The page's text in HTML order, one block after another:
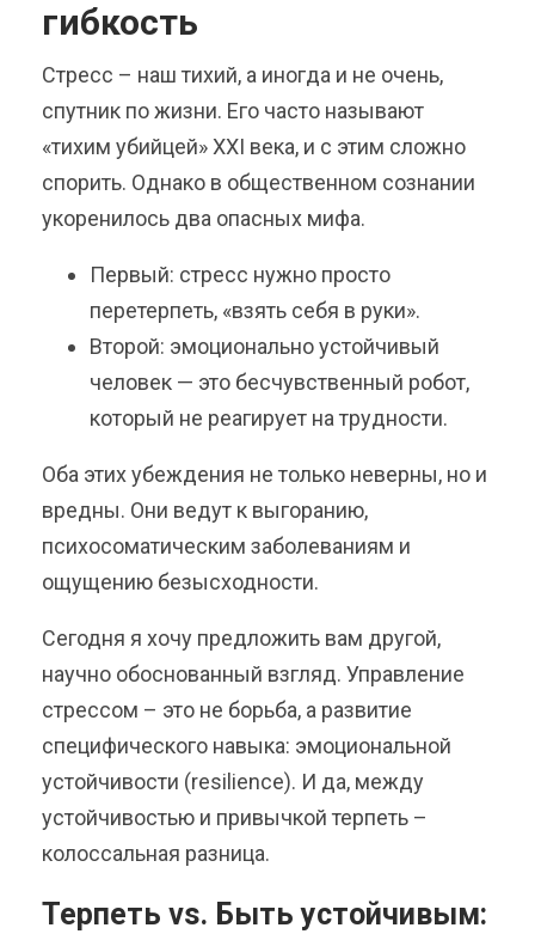
гибкость
Стресс – наш тихий, а иногда и не очень,
спутник по жизни. Его часто называют
«тихим убийцей» XXI века, и с этим сложно
спорить. Однако в общественном сознании
укоренилось два опасных мифа.
Первый: стресс нужно просто
перетерпеть, «взять себя в руки».
Второй: эмоционально устойчивый
человек — это бесчувственный робот,
который не реагирует на трудности.
Оба этих убеждения не только неверны, но и
вредны. Они ведут к выгоранию,
психосоматическим заболеваниям и
ощущению безысходности.
Сегодня я хочу предложить вам другой,
научно обоснованный взгляд. Управление
стрессом – это не борьба, а развитие
специфического навыка: эмоциональной
устойчивости (resilience). И да, между
устойчивостью и привычкой терпеть –
колоссальная разница.
Терпеть vs. Быть устойчивым: